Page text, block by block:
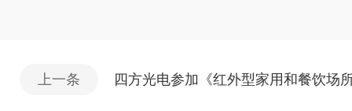
上一条 四方光电参加《红外型家用和餐饮场